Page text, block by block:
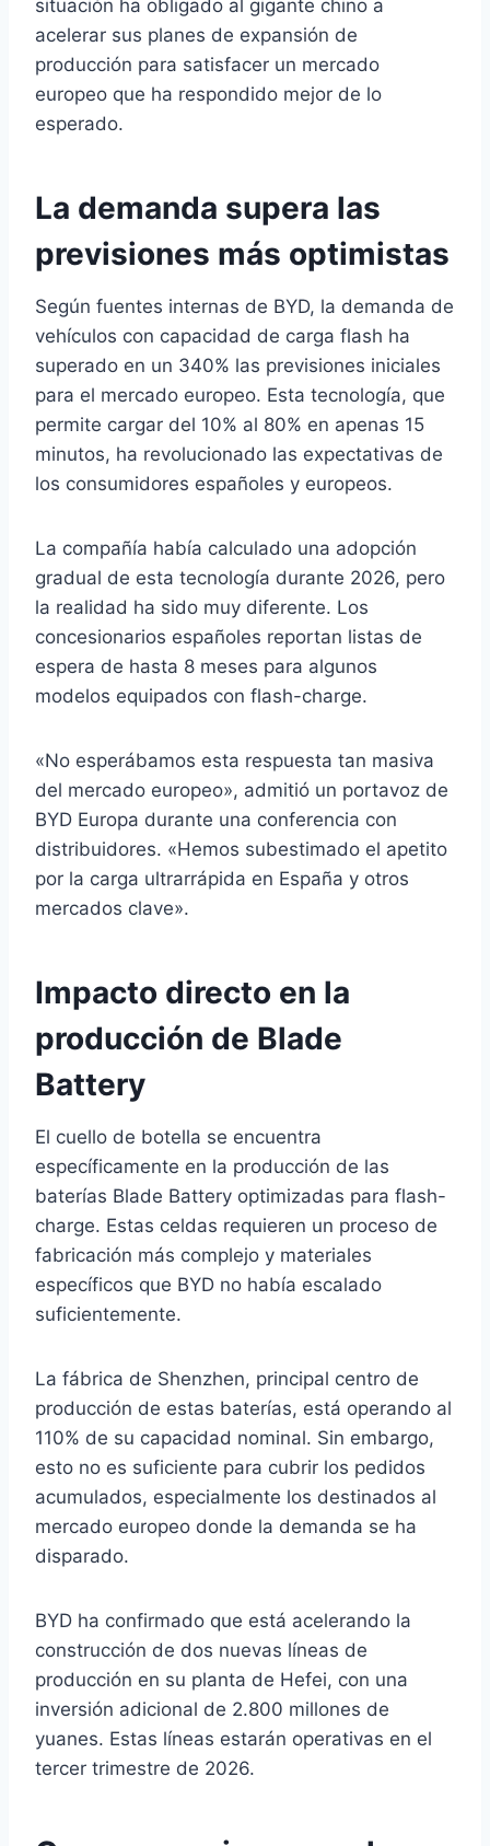
situación ha obligado al gigante chino a
acelerar sus planes de expansión de
producción para satisfacer un mercado
europeo que ha respondido mejor de lo
esperado.
La demanda supera las
previsiones más optimistas
Según fuentes internas de BYD, la demanda de
vehículos con capacidad de carga flash ha
superado en un 340% las previsiones iniciales
para el mercado europeo. Esta tecnología, que
permite cargar del 10% al 80% en apenas 15
minutos, ha revolucionado las expectativas de
los consumidores españoles y europeos.
La compañía había calculado una adopción
gradual de esta tecnología durante 2026, pero
la realidad ha sido muy diferente. Los
concesionarios españoles reportan listas de
espera de hasta 8 meses para algunos
modelos equipados con flash-charge.
«No esperábamos esta respuesta tan masiva
del mercado europeo», admitió un portavoz de
BYD Europa durante una conferencia con
distribuidores. «Hemos subestimado el apetito
por la carga ultrarrápida en España y otros
mercados clave».
Impacto directo en la
producción de Blade
Battery
El cuello de botella se encuentra
específicamente en la producción de las
baterías Blade Battery optimizadas para flash-
charge. Estas celdas requieren un proceso de
fabricación más complejo y materiales
específicos que BYD no había escalado
suficientemente.
La fábrica de Shenzhen, principal centro de
producción de estas baterías, está operando al
110% de su capacidad nominal. Sin embargo,
esto no es suficiente para cubrir los pedidos
acumulados, especialmente los destinados al
mercado europeo donde la demanda se ha
disparado.
BYD ha confirmado que está acelerando la
construcción de dos nuevas líneas de
producción en su planta de Hefei, con una
inversión adicional de 2.800 millones de
yuanes. Estas líneas estarán operativas en el
tercer trimestre de 2026.